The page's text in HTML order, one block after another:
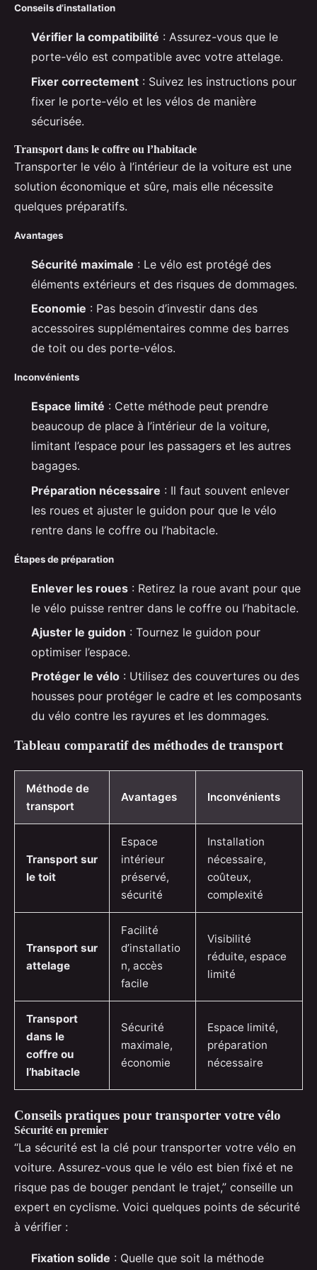
Conseils d’installation
Vérifier la compatibilité : Assurez-vous que le
porte-vélo est compatible avec votre attelage.
Fixer correctement : Suivez les instructions pour
fixer le porte-vélo et les vélos de manière
sécurisée.
Transport dans le coffre ou l’habitacle
Transporter le vélo à l’intérieur de la voiture est une
solution économique et sûre, mais elle nécessite
quelques préparatifs.
Avantages
Sécurité maximale : Le vélo est protégé des
éléments extérieurs et des risques de dommages.
Economie : Pas besoin d’investir dans des
accessoires supplémentaires comme des barres
de toit ou des porte-vélos.
Inconvénients
Espace limité : Cette méthode peut prendre
beaucoup de place à l’intérieur de la voiture,
limitant l’espace pour les passagers et les autres
bagages.
Préparation nécessaire : Il faut souvent enlever
les roues et ajuster le guidon pour que le vélo
rentre dans le coffre ou l’habitacle.
Étapes de préparation
Enlever les roues : Retirez la roue avant pour que
le vélo puisse rentrer dans le coffre ou l’habitacle.
Ajuster le guidon : Tournez le guidon pour
optimiser l’espace.
Protéger le vélo : Utilisez des couvertures ou des
housses pour protéger le cadre et les composants
du vélo contre les rayures et les dommages.
Tableau comparatif des méthodes de transport
Méthode de
transport
Avantages Inconvénients
Transport sur
le toit
Espace
intérieur
préservé,
sécurité
Installation
nécessaire,
coûteux,
complexité
Transport sur
attelage
Facilité
d’installatio
n, accès
facile
Visibilité
réduite, espace
limité
Transport
dans le
coffre ou
l’habitacle
Sécurité
maximale,
économie
Espace limité,
préparation
nécessaire
Conseils pratiques pour transporter votre vélo
Sécurité en premier
“La sécurité est la clé pour transporter votre vélo en
voiture. Assurez-vous que le vélo est bien fixé et ne
risque pas de bouger pendant le trajet,” conseille un
expert en cyclisme. Voici quelques points de sécurité
à vérifier :
Fixation solide : Quelle que soit la méthode